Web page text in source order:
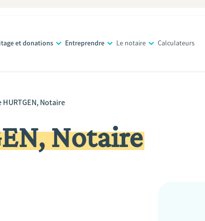
et donations Entreprendre Le notaire Calculateurs
HURTGEN, Notaire
Notaire